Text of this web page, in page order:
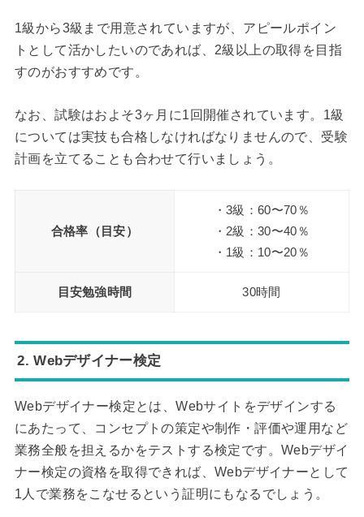
1級から3級まで用意されていますが、アピールポイン
トとして活かしたいのであれば、2級以上の取得を目指
すのがおすすめです。
なお、試験はおよそ3ヶ月に1回開催されています。1級
については実技も合格しなければなりませんので、受験
計画を立てることも合わせて行いましょう。
合格率（目安）
・3級：60〜70％
・2級：30〜40％
・1級：10〜20％
目安勉強時間 30時間
2. Webデザイナー検定
Webデザイナー検定とは、Webサイトをデザインする
にあたって、コンセプトの策定や制作・評価や運用など
業務全般を担えるかをテストする検定です。Webデザイ
ナー検定の資格を取得できれば、Webデザイナーとして
1人で業務をこなせるという証明にもなるでしょう。